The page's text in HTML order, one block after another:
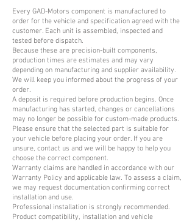
Every GAD-Motors component is manufactured to
order for the vehicle and specification agreed with the
customer. Each unit is assembled, inspected and
tested before dispatch.
Because these are precision-built components,
production times are estimates and may vary
depending on manufacturing and supplier availability.
We will keep you informed about the progress of your
order.
A deposit is required before production begins. Once
manufacturing has started, changes or cancellations
may no longer be possible for custom-made products.
Please ensure that the selected part is suitable for
your vehicle before placing your order. If you are
unsure, contact us and we will be happy to help you
choose the correct component.
Warranty claims are handled in accordance with our
Warranty Policy and applicable law. To assess a claim,
we may request documentation confirming correct
installation and use.
Professional installation is strongly recommended.
Product compatibility, installation and vehicle